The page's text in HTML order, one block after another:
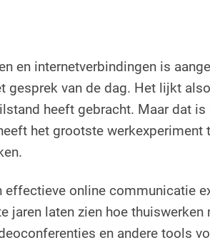
en internetverbindingen is
gesprek van de dag. Het lijkt
heeft gebracht. Maar dat is
het grootste werkexperiment
effectieve online communicatie
jaren laten zien hoe thuiswerken
en andere tools